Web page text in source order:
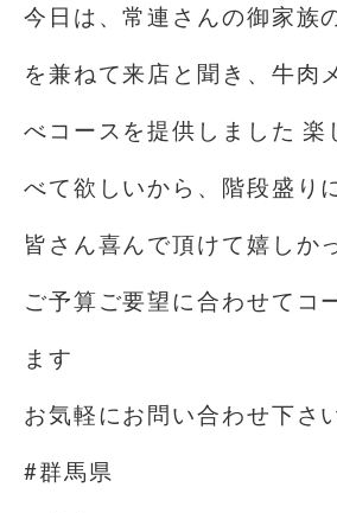
今日は、常連さんの御家族
を兼ねて来店と聞き、牛肉
べコースを提供しました 楽
べて欲しいから、階段盛り
皆さん喜んで頂けて嬉しか
ご予算ご要望に合わせてコ
ます
お気軽にお問い合わせ下さ
#群馬県